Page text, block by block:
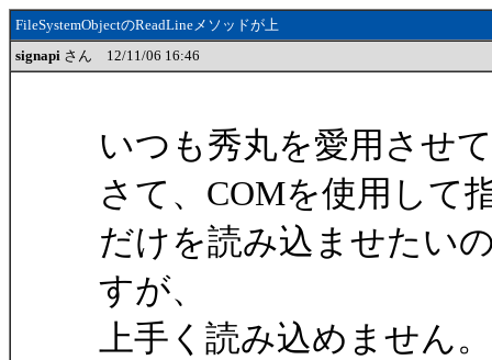
FileSystemObjectのReadLineメソッドが上
signapi さん 12/11/06 16:46
いつも秀丸を愛用させ
さて、COMを使用して
だけを読み込ませたい
すが、
上手く読み込めません。